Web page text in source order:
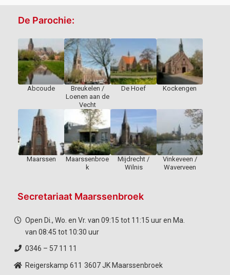
De Parochie:
Abcoude
Breukelen /
Loenen aan de
Vecht
De Hoef Kockengen
Maarssen
Maarssenbroe
k
Mijdrecht /
Wilnis
Vinkeveen /
Waverveen
Secretariaat Maarssenbroek
Open Di., Wo. en Vr. van 09:15 tot 11:15 uur en Ma.
van 08:45 tot 10:30 uur
0346 – 57 11 11
Reigerskamp 611 3607 JK Maarssenbroek